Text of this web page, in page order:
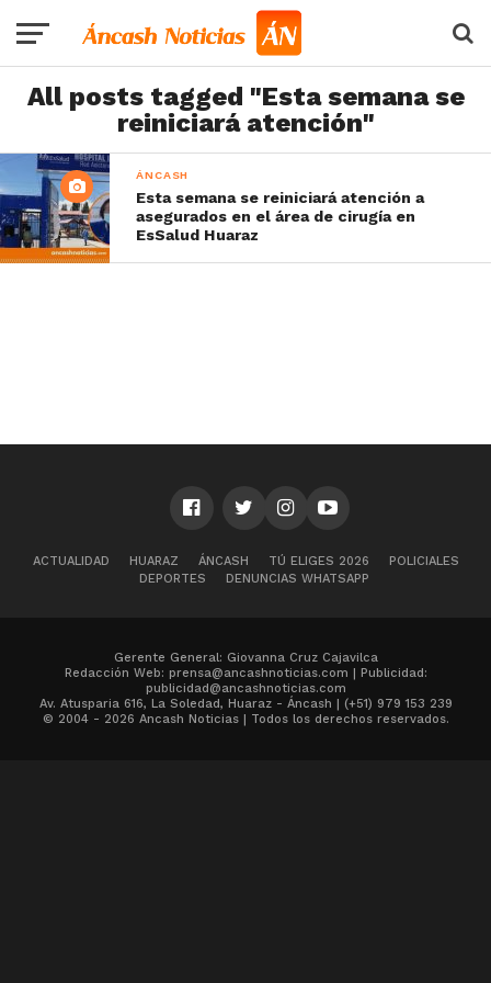
All posts tagged "Esta semana se
reiniciará atención"
ÁNCASH
Esta semana se reiniciará atención a
asegurados en el área de cirugía en
EsSalud Huaraz
ACTUALIDAD HUARAZ ÁNCASH TÚ ELIGES 2026
POLICIALES
DEPORTES
DENUNCIAS WHATSAPP
Gerente General: Giovanna Cruz Cajavilca
Redacción Web: prensa@ancashnoticias.com | Publicidad:
publicidad@ancashnoticias.com
Av. Atusparia 616, La Soledad, Huaraz - Áncash | (+51) 979 153 239
© 2004 - 2026 Ancash Noticias | Todos los derechos reservados.